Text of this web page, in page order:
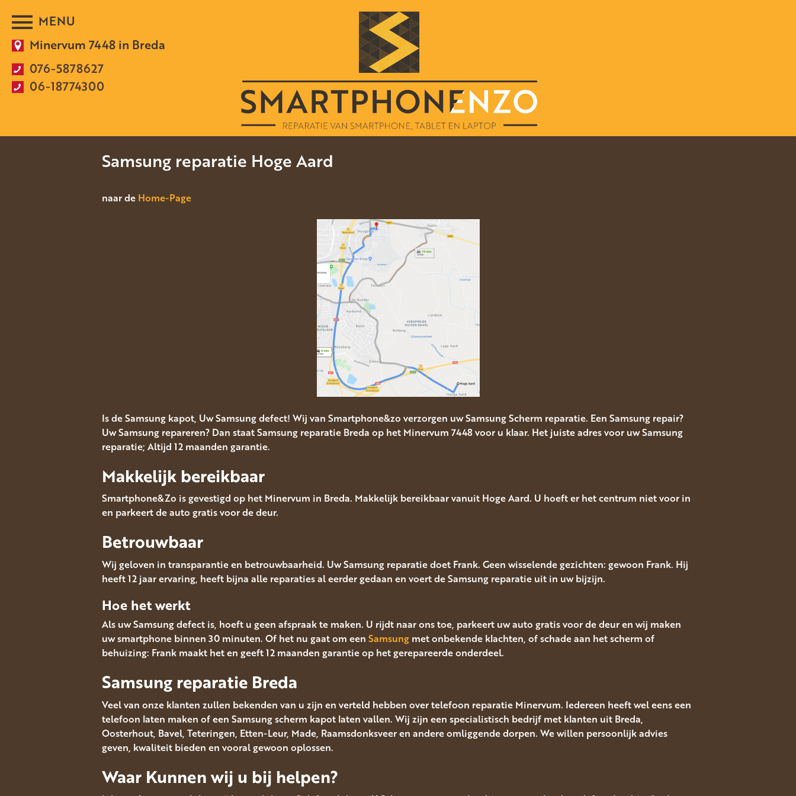
Minervum 7448 in Breda
076-5878627
06-18774300
Samsung reparatie Hoge Aard
naar de Home-Page
Is de Samsung kapot, Uw Samsung defect! Wij van Smartphone&zo verzorgen uw Samsung Scherm reparatie. Een Samsung repair?
Uw Samsung repareren? Dan staat Samsung reparatie Breda op het Minervum 7448 voor u klaar. Het juiste adres voor uw Samsung
reparatie; Altijd 12 maanden garantie.
Makkelijk bereikbaar
Smartphone&Zo is gevestigd op het Minervum in Breda. Makkelijk bereikbaar vanuit Hoge Aard. U hoeft er het centrum niet voor in
en parkeert de auto gratis voor de deur.
Betrouwbaar
Wij geloven in transparantie en betrouwbaarheid. Uw Samsung reparatie doet Frank. Geen wisselende gezichten: gewoon Frank. Hij
heeft 12 jaar ervaring, heeft bijna alle reparaties al eerder gedaan en voert de Samsung reparatie uit in uw bijzijn.
Hoe het werkt
Als uw Samsung defect is, hoeft u geen afspraak te maken. U rijdt naar ons toe, parkeert uw auto gratis voor de deur en wij maken
uw smartphone binnen 30 minuten. Of het nu gaat om een Samsung met onbekende klachten, of schade aan het scherm of
behuizing: Frank maakt het en geeft 12 maanden garantie op het gerepareerde onderdeel.
Samsung reparatie Breda
Veel van onze klanten zullen bekenden van u zijn en verteld hebben over telefoon reparatie Minervum. Iedereen heeft wel eens een
telefoon laten maken of een Samsung scherm kapot laten vallen. Wij zijn een specialistisch bedrijf met klanten uit Breda,
Oosterhout, Bavel, Teteringen, Etten-Leur, Made, Raamsdonksveer en andere omliggende dorpen. We willen persoonlijk advies
geven, kwaliteit bieden en vooral gewoon oplossen.
Waar Kunnen wij u bij helpen?